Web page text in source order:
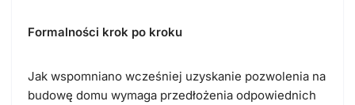
Formalności krok po kroku
Jak wspomniano wcześniej uzyskanie pozwolenia na
budowę domu wymaga przedłożenia odpowiednich